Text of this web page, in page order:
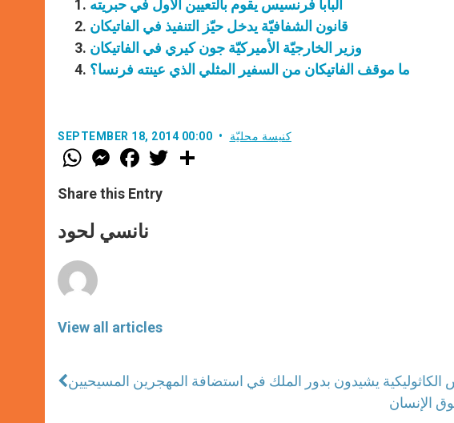
البابا فرنسيس يقوم بالتعيين الأول في حبريته
قانون الشفافيّة يدخل حيّز التنفيذ في الفاتيكان
وزير الخارجيّة الأميركيّة جون كيري في الفاتيكان
ما موقف الفاتيكان من السفير المثلي الذي عينته فرنسا؟
SEPTEMBER 18, 2014 00:00 كنيسة محليّة
W
h
t
s
p
p
M
e
s
e
g
e
F
a
e
b
o
k
w
Share this Entry
نانسي لحود
View all articles
الكاثوليكية يشيدون بدور الملك في استضافة المهجرين المسيحيين
الإنسان